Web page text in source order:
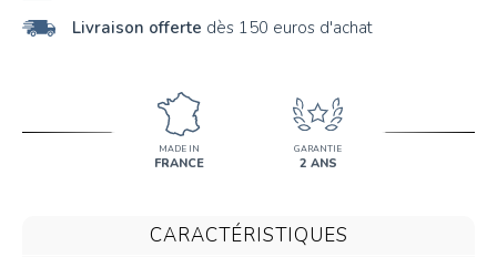
Livraison offerte dès 150 euros d'achat
MADE IN
FRANCE
GARANTIE
2 ANS
CARACTÉRISTIQUES